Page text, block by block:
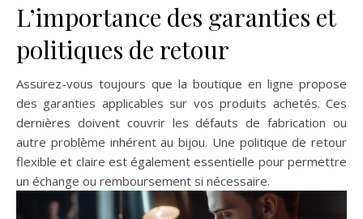
L’importance des garanties et
politiques de retour
Assurez-vous toujours que la boutique en ligne propose
des garanties applicables sur vos produits achetés. Ces
dernières doivent couvrir les défauts de fabrication ou
autre problème inhérent au bijou. Une politique de retour
flexible et claire est également essentielle pour permettre
un échange ou remboursement si nécessaire.